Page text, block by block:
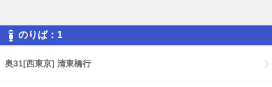
のりば：1
奥31[西東京] 清東橋行